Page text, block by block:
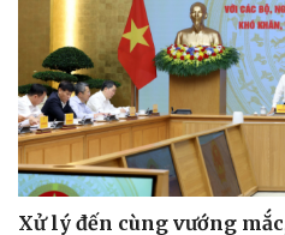
Xử lý đến cùng vướng